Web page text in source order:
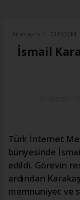
Anasayfa GÜNDEM
İsmail
Türk İnternet
bünyesinde
edildi. Görevin
ardından
memnuniyet ve